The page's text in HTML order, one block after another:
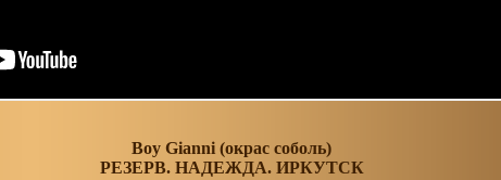
Boy Gianni (окрас соболь)
РЕЗЕРВ. НАДЕЖДА. ИРКУТСК